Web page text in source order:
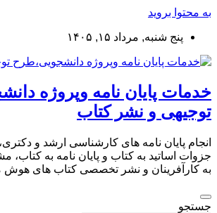
به محتوا بروید
پنج شنبه, مرداد ۱۵, ۱۴۰۵
خدمات پایان نامه وپروژه
توجیهی و نشر کتاب
انجام پایان نامه های کارشناسی ارشد و
جزوات اساتید به کتاب و پایان نامه به کتاب،
به کارآفرینان و نشر تخصصی کتاب های
جستجو